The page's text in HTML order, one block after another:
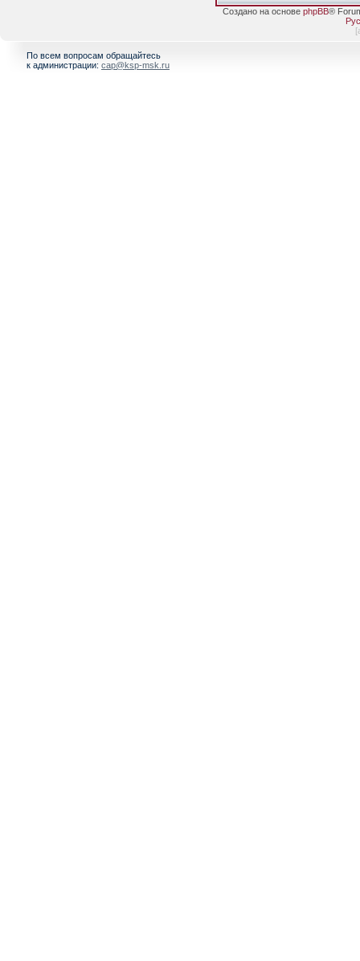
Создано на основе phpBB®
[
По всем вопросам обращайтесь
к администрации: cap@ksp-msk.ru